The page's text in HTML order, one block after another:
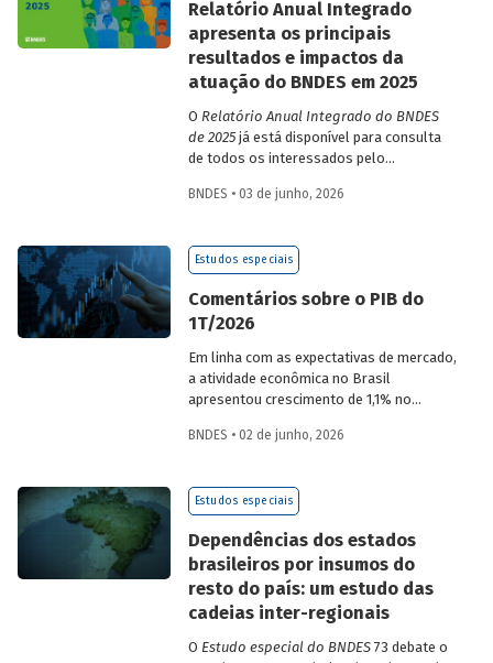
Relatório Anual Integrado
apresenta os principais
resultados e impactos da
atuação do BNDES em 2025
O Relatório Anual Integrado do BNDES
de 2025já está disponível para consulta
de todos os interessados pelo
sua prestação de contas. O documento
principais resultados, os impactos de sua
atuação no ano, e mostra como o BNDES
consistente e sólida, mesmo diante de
cenários desafiadores.
BNDES • 03 de junho, 2026
Estudos especiais
Comentários sobre o PIB do
1T/2026
Em linha com as expectativas de mercado,
a atividade econômica no Brasil
apresentou crescimento de 1,1% no
imediatamente anterior, na série ajustada
detalhada e uma previsão para os
próximos meses no
BNDES • 02 de junho, 2026
Estudos especiais
Dependências dos estados
brasileiros por insumos do
resto do país: um estudo das
cadeias inter-regionais
O Estudo especial do BNDES73 debate o